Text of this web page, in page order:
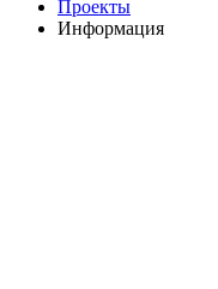
Проекты
Информация